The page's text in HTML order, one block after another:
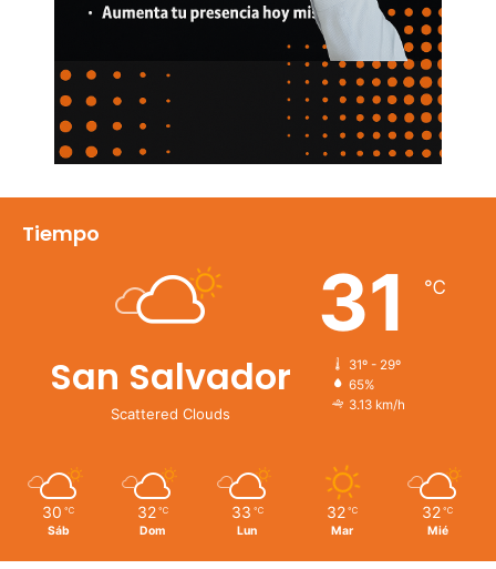
Tiempo
San Salvador
Scattered Clouds
31 ℃
31º - 29º
65%
3.13 km/h
30 ℃
Sáb
32 ℃
Dom
33 ℃
Lun
32 ℃
Mar
32 ℃
Mié